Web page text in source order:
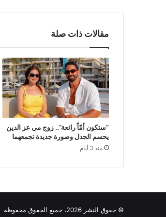
مقالات ذات صلة
“ستكون أمّاً رائعة”.. زوج مي عز الدين
يحسم الجدل وصورة جديدة تجمعهما
منذ 3 أيام
© حقوق النشر 2026، جميع الحقوق محفوظة |